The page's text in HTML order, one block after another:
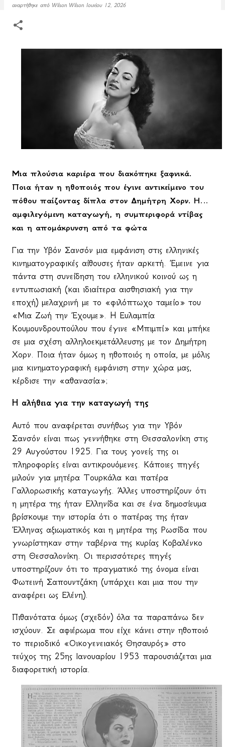
αναρτήθηκε από Wilson Wilson Ιουνίου 12, 2026
Μια πλούσια καριέρα που διακόπηκε ξαφνικά.
Ποια ήταν η ηθοποιός που έγινε αντικείμενο του
πόθου παίζοντας δίπλα στον Δημήτρη Χορν. Η…
αμφιλεγόμενη καταγωγή, η συμπεριφορά ντίβας
και η απομάκρυνση από τα φώτα
Για την Υβόν Σανσόν μια εμφάνιση στις ελληνικές
κινηματογραφικές αίθουσες ήταν αρκετή. Έμεινε για
πάντα στη συνείδηση του ελληνικού κοινού ως η
εντυπωσιακή (και ιδιαίτερα αισθησιακή για την
εποχή) μελαχρινή με το «φιλόπτωχο ταμείο» του
«Μια Ζωή την Έχουμε». H Ευλαμπία
Κουμουνδρουπούλου που έγινε «Μπιμπί» και μπήκε
σε μια σχέση αλληλοεκμετάλλευσης με τον Δημήτρη
Χορν. Ποια ήταν όμως η ηθοποιός η οποία, με μόλις
μια κινηματογραφική εμφάνιση στην χώρα μας,
κέρδισε την «αθανασία»;
Η αλήθεια για την καταγωγή της
Αυτό που αναφέρεται συνήθως για την Υβόν
Σανσόν είναι πως γεννήθηκε στη Θεσσαλονίκη στις
29 Αυγούστου 1925. Για τους γονείς της οι
πληροφορίες είναι αντικρουόμενες. Κάποιες πηγές
μιλούν για μητέρα Τουρκάλα και πατέρα
Γαλλορωσικής καταγωγής. Άλλες υποστηρίζουν ότι
η μητέρα της ήταν Ελληνίδα και σε ένα δημοσίευμα
βρίσκουμε την ιστορία ότι ο πατέρας της ήταν
Έλληνας αξιωματικός και η μητέρα της Ρωσίδα που
γνωρίστηκαν στην ταβέρνα της κυρίας Κοβαλένκο
στη Θεσσαλονίκη. Οι περισσότερες πηγές
υποστηρίζουν ότι το πραγματικό της όνομα είναι
Φωτεινή Σαπουντζάκη (υπάρχει και μια που την
αναφέρει ως Ελένη).
Πιθανότατα όμως (σχεδόν) όλα τα παραπάνω δεν
ισχύουν. Σε αφιέρωμα που είχε κάνει στην ηθοποιό
το περιοδικό «Οικογενειακός Θησαυρός» στο
τεύχος της 25ης Ιανουαρίου 1953 παρουσιάζεται μια
διαφορετική ιστορία.